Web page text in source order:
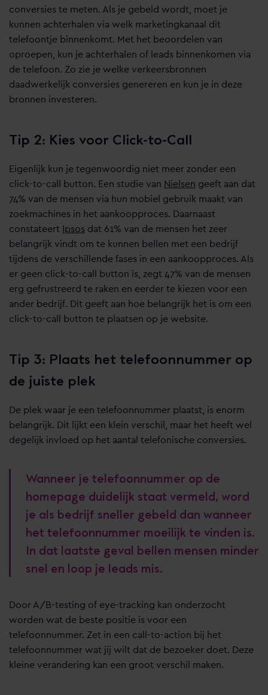
conversies te meten. Als je gebeld wordt, moet je
kunnen achterhalen via welk marketingkanaal dit
telefoontje binnenkomt. Met het beoordelen van
oproepen, kun je achterhalen of leads binnenkomen via
de telefoon. Zo zie je welke verkeersbronnen
daadwerkelijk conversies genereren en kun je in deze
bronnen investeren.
Tip 2: Kies voor Click-to-Call
Eigenlijk kun je tegenwoordig niet meer zonder een
click-to-call button. Een studie van Nielsen geeft aan dat
74% van de mensen via hun mobiel gebruik maakt van
zoekmachines in het aankoopproces. Daarnaast
constateert
Ipsos dat 61% van de mensen het zeer
belangrijk vindt om te kunnen bellen met een bedrijf
tijdens de verschillende fases in een aankoopproces. Als
er geen click-to-call button is, zegt 47% van de mensen
erg gefrustreerd te raken en eerder te kiezen voor een
ander bedrijf. Dit geeft aan hoe belangrijk het is om een
click-to-call button te plaatsen op je website.
Tip 3: Plaats het telefoonnummer op
de juiste plek
De plek waar je een telefoonnummer plaatst, is enorm
belangrijk. Dit lijkt een klein verschil, maar het heeft wel
degelijk invloed op het aantal telefonische conversies.
Wanneer je telefoonnummer op de
homepage duidelijk staat vermeld, word
je als bedrijf sneller gebeld dan wanneer
het telefoonnummer moeilijk te vinden is.
In dat laatste geval bellen mensen minder
snel en loop je leads mis.
Door A/B-testing of eye-tracking kan onderzocht
worden wat de beste positie is voor een
telefoonnummer. Zet in een call-to-action bij het
telefoonnummer wat jij wilt dat de bezoeker doet. Deze
kleine verandering kan een groot verschil maken.